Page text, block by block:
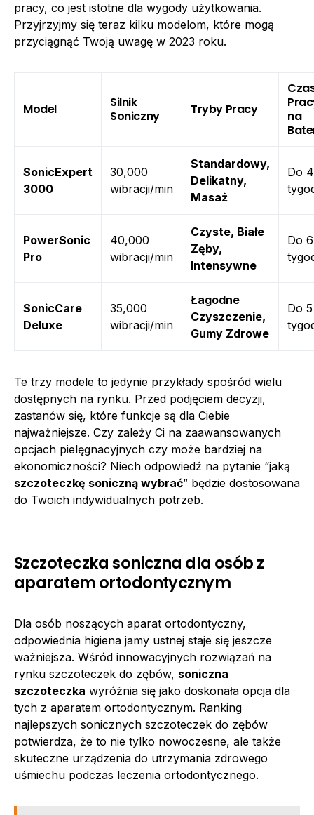
pracy, co jest istotne dla wygody użytkowania.
Przyjrzyjmy się teraz kilku modelom, które mogą
przyciągnąć Twoją uwagę w 2023 roku.
Model
Silnik
Soniczny
Tryby Pracy
na
SonicExpert
3000
30,000
wibracji/min
Standardowy,
Delikatny,
Masaż
Do 4
PowerSonic
Pro
40,000
wibracji/min
Czyste, Białe
Zęby,
Intensywne
Do 6
SonicCare
Deluxe
35,000
wibracji/min
Łagodne
Czyszczenie,
Gumy Zdrowe
Do 5
Te trzy modele to jedynie przykłady spośród wielu
dostępnych na rynku. Przed podjęciem decyzji,
zastanów się, które funkcje są dla Ciebie
najważniejsze. Czy zależy Ci na zaawansowanych
opcjach pielęgnacyjnych czy może bardziej na
ekonomiczności? Niech odpowiedź na pytanie “jaką
szczoteczkę soniczną wybrać” będzie dostosowana
do Twoich indywidualnych potrzeb.
Szczoteczka soniczna dla osób z
aparatem ortodontycznym
Dla osób noszących aparat ortodontyczny,
odpowiednia higiena jamy ustnej staje się jeszcze
ważniejsza. Wśród innowacyjnych rozwiązań na
rynku szczoteczek do zębów, soniczna
szczoteczka wyróżnia się jako doskonała opcja dla
tych z aparatem ortodontycznym. Ranking
najlepszych sonicznych szczoteczek do zębów
potwierdza, że to nie tylko nowoczesne, ale także
skuteczne urządzenia do utrzymania zdrowego
uśmiechu podczas leczenia ortodontycznego.